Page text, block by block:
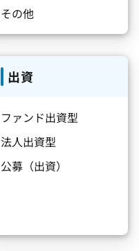
その他
出資
ファンド出資型
法人出資型
公募（出資）